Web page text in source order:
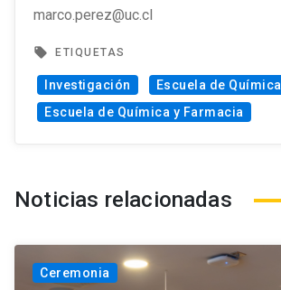
marco.perez@uc.cl
local_offer ETIQUETAS
Investigación
Escuela de Química
Escuela de Química y Farmacia
Noticias relacionadas
Ceremonia